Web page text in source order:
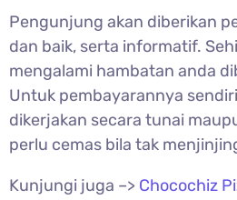
Pengunjung akan diberikan
dan baik, serta informatif.
mengalami hambatan anda
Untuk pembayarannya
dikerjakan secara tunai
perlu cemas bila tak
Kunjungi juga –> Chocochiz